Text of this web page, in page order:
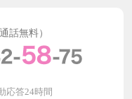
話無料）
応答24時間